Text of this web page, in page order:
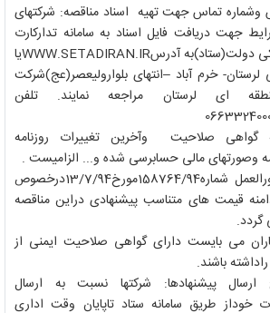
تماس جهت تهیه اسناد مناقصه: شرکتهای
جهت دریافت فایل اسناد به سامانه تدارکارت
دولت(ستاد)به آدرسWWW.SETADIRAN.IRیا
لرستان- خرم آباد –انتهای بلوارولیعصر(عج)شرکت
ای لرستان مراجعه نمایند. تلفن
گواهی صلاحیت وآخرین تغییرات روزنامه
وصورتهای مالی حسابرسی شده و... الزامیست .
10- دستورالعمل شماره158764/94مورخ13/7/94درخصوص
قیمت های متناسب پیشنهادی دراین مناقصه
می بایست دارای گواهی صلاحیت ایمنی از
باشند.
ارسال پیشنهادها: شرکتها نسبت به ارسال
خوداز طریق سامانه ستاد تاپایان وقت اداری